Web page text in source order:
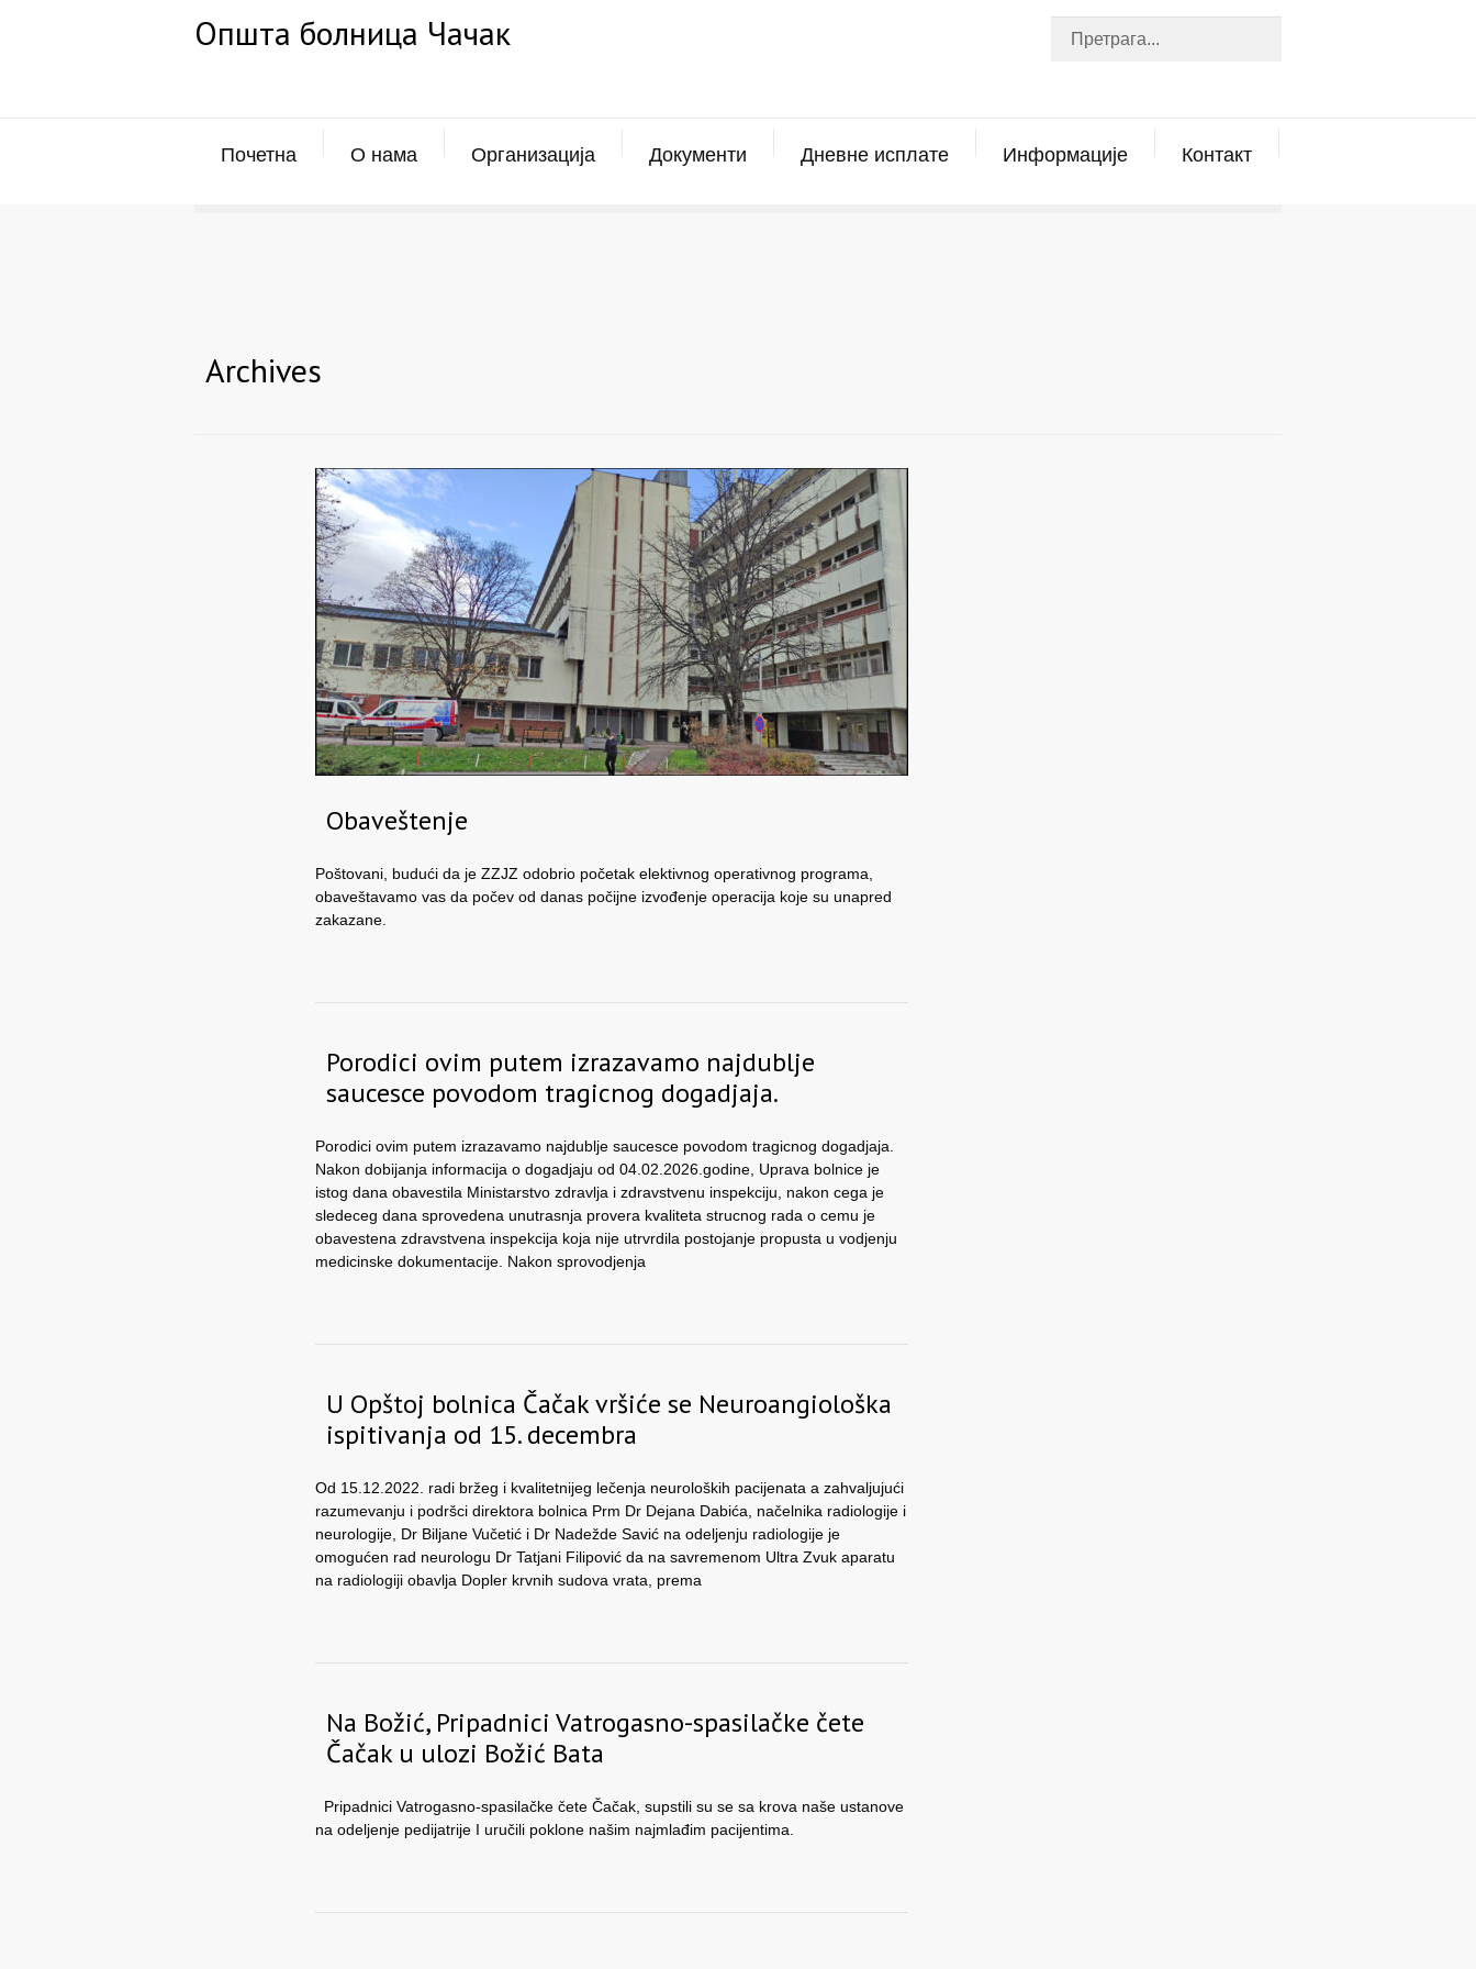
Општа болница Чачак
Почетна О нама Организација Документи Дневне исплате Информације Контакт
Archives
Obaveštenje
Poštovani, budući da je ZZJZ odobrio početak elektivnog operativnog programa,
obaveštavamo vas da počev od danas počijne izvođenje operacija koje su unapred
zakazane.
Porodici ovim putem izrazavamo najdublje
saucesce povodom tragicnog dogadjaja.
Porodici ovim putem izrazavamo najdublje saucesce povodom tragicnog dogadjaja.
Nakon dobijanja informacija o dogadjaju od 04.02.2026.godine, Uprava bolnice je
istog dana obavestila Ministarstvo zdravlja i zdravstvenu inspekciju, nakon cega je
sledeceg dana sprovedena unutrasnja provera kvaliteta strucnog rada o cemu je
obavestena zdravstvena inspekcija koja nije utrvrdila postojanje propusta u vodjenju
medicinske dokumentacije. Nakon sprovodjenja
U Opštoj bolnica Čačak vršiće se Neuroangiološka
ispitivanja od 15. decembra
Od 15.12.2022. radi bržeg i kvalitetnijeg lečenja neuroloških pacijenata a zahvaljujući
razumevanju i podršci direktora bolnica Prm Dr Dejana Dabića, načelnika radiologije i
neurologije, Dr Biljane Vučetić i Dr Nadežde Savić na odeljenju radiologije je
omogućen rad neurologu Dr Tatjani Filipović da na savremenom Ultra Zvuk aparatu
na radiologiji obavlja Dopler krvnih sudova vrata, prema
Na Božić, Pripadnici Vatrogasno-spasilačke čete
Čačak u ulozi Božić Bata
Pripadnici Vatrogasno-spasilačke čete Čačak, supstili su se sa krova naše ustanove
na odeljenje pedijatrije I uručili poklone našim najmlađim pacijentima.